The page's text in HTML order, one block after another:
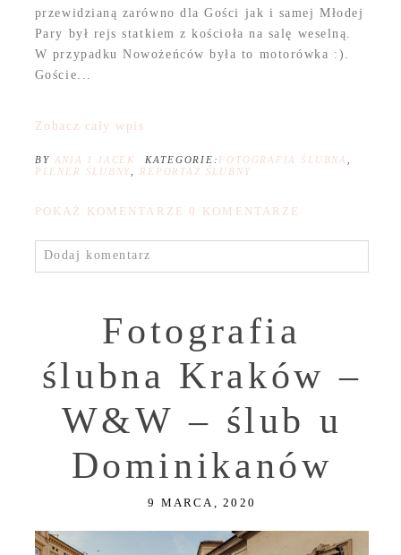
przewidzianą zarówno dla Gości jak i samej Młodej
Pary był rejs statkiem z kościoła na salę weselną.
W przypadku Nowożeńców była to motorówka :).
Goście...
Zobacz cały wpis
BY ANIA I JACEK KATEGORIE: FOTOGRAFIA ŚLUBNA
PLENER ŚLUBNY
REPORTAŻ ŚLUBNY
POKAŻ KOMENTARZE 0 KOMENTARZE
Dodaj komentarz
Fotografia
ślubna Kraków –
W&W – ślub u
Dominikanów
9 MARCA, 2020